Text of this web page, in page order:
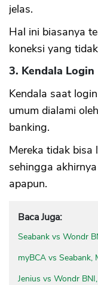
jelas.
Hal ini biasanya
koneksi yang
3. Kendala Login
Kendala saat
umum dialami
banking.
Mereka tidak bisa
sehingga
apapun.
Baca Juga:
Seabank vs Wondr
myBCA vs Seabank,
Jenius vs Wondr